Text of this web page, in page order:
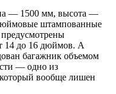
— 1500 мм, высота —
штампованные
14 до 16 дюймов. А
багажник объемом
— одно из
вообще лишен